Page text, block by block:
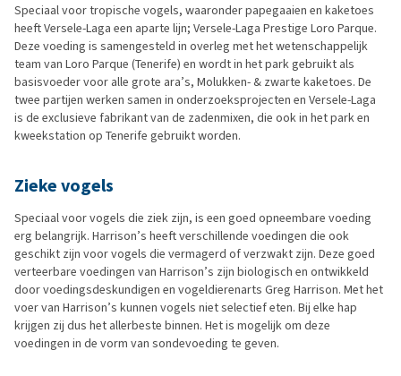
Speciaal voor tropische vogels, waaronder papegaaien en kaketoes
heeft Versele-Laga een aparte lijn; Versele-Laga Prestige Loro Parque.
Deze voeding is samengesteld in overleg met het wetenschappelijk
team van Loro Parque (Tenerife) en wordt in het park gebruikt als
basisvoeder voor alle grote ara’s, Molukken- & zwarte kaketoes. De
twee partijen werken samen in onderzoeksprojecten en Versele-Laga
is de exclusieve fabrikant van de zadenmixen, die ook in het park en
kweekstation op Tenerife gebruikt worden.
Zieke vogels
Speciaal voor vogels die ziek zijn, is een goed opneembare voeding
erg belangrijk. Harrison’s heeft verschillende voedingen die ook
geschikt zijn voor vogels die vermagerd of verzwakt zijn. Deze goed
verteerbare voedingen van Harrison’s zijn biologisch en ontwikkeld
door voedingsdeskundigen en vogeldierenarts Greg Harrison. Met het
voer van Harrison’s kunnen vogels niet selectief eten. Bij elke hap
krijgen zij dus het allerbeste binnen. Het is mogelijk om deze
voedingen in de vorm van sondevoeding te geven.